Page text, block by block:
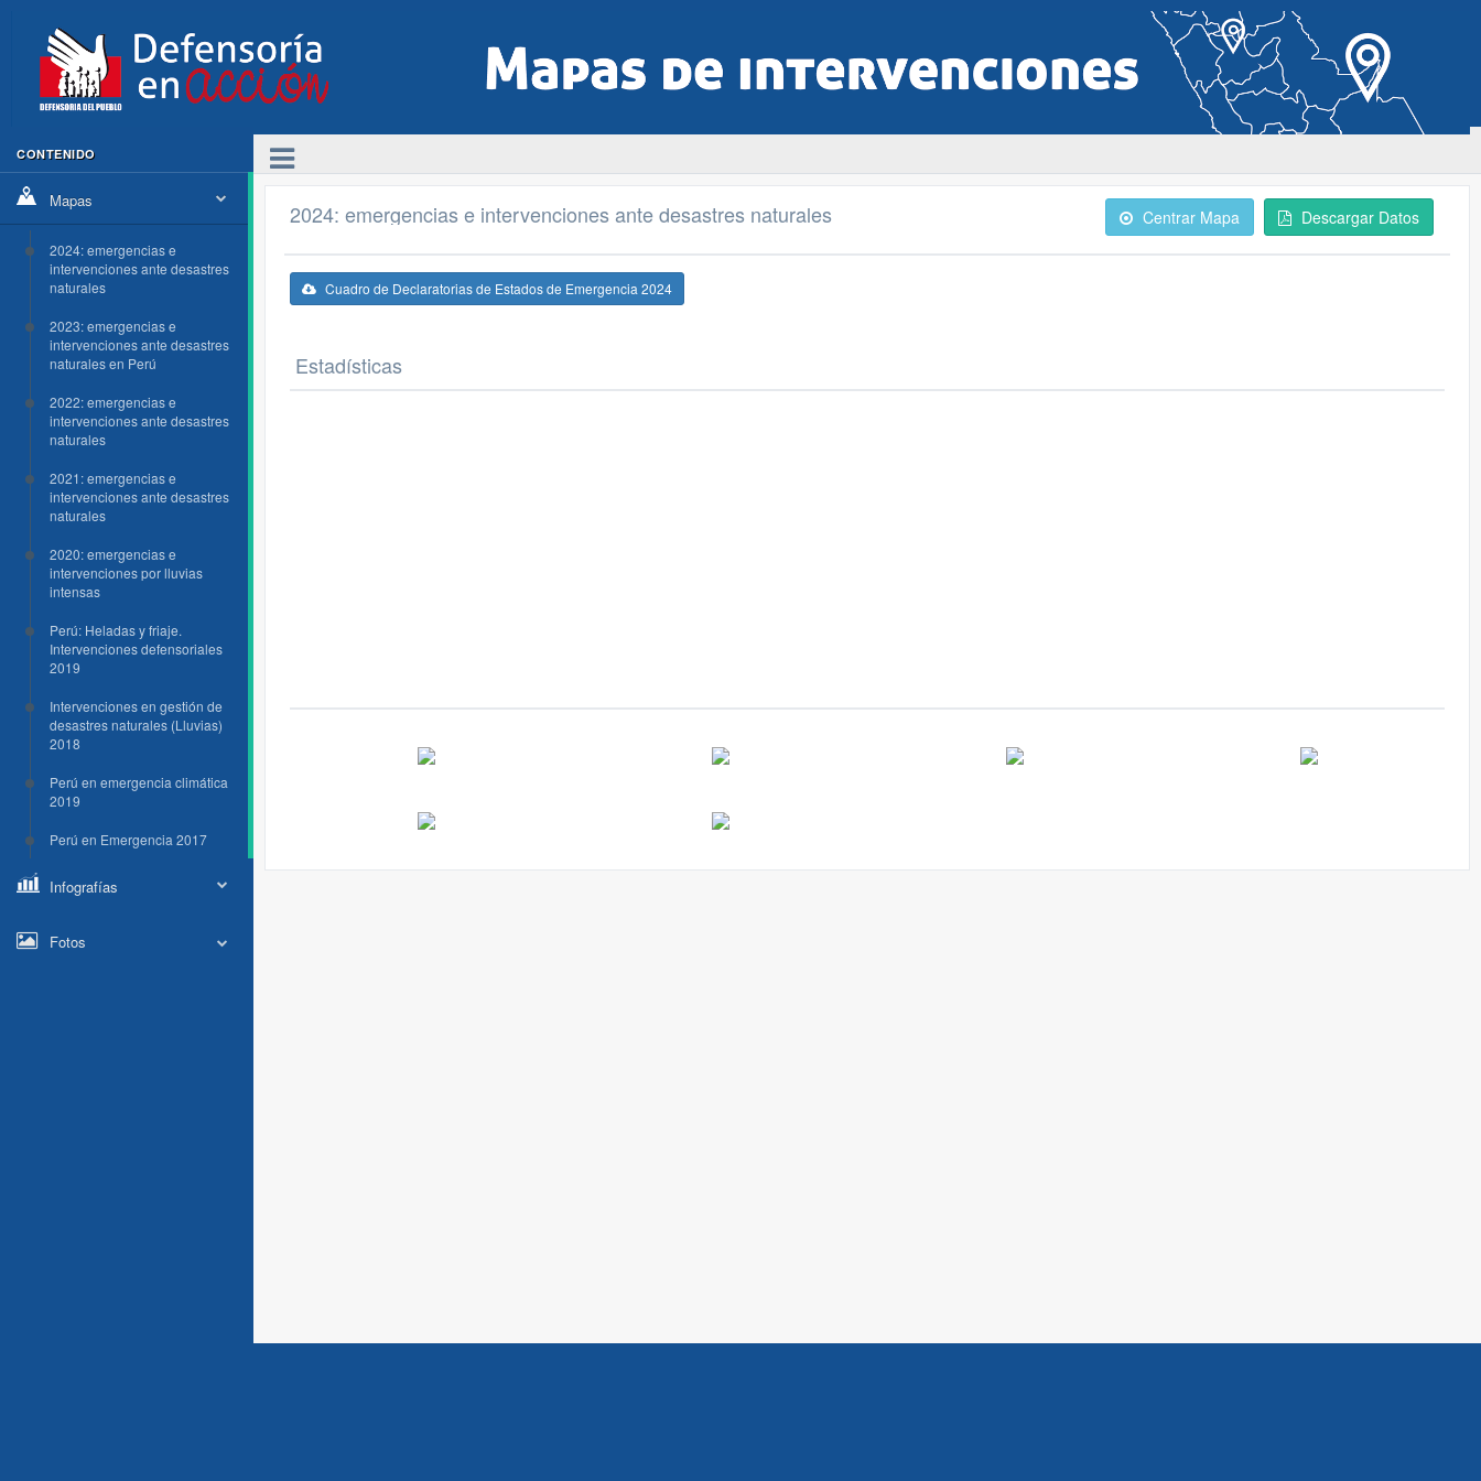
CONTENIDO
Mapas
2024: emergencias e
intervenciones ante desastres
naturales
2023: emergencias e
intervenciones ante desastres
naturales en Perú
2022: emergencias e
intervenciones ante desastres
naturales
2021: emergencias e
intervenciones ante desastres
naturales
2020: emergencias e
intervenciones por lluvias
intensas
Perú: Heladas y friaje.
Intervenciones defensoriales
2019
Intervenciones en gestión de
desastres naturales (Lluvias)
2018
Perú en emergencia climática
2019
Perú en Emergencia 2017
Infografías
Fotos
2024: emergencias e intervenciones ante desastres naturales Centrar Mapa Descargar Datos
Cuadro de Declaratorias de Estados de Emergencia 2024
Estadísticas